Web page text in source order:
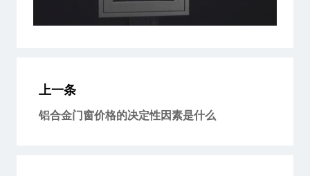
上一条
铝合金门窗价格的决定性因素是什么